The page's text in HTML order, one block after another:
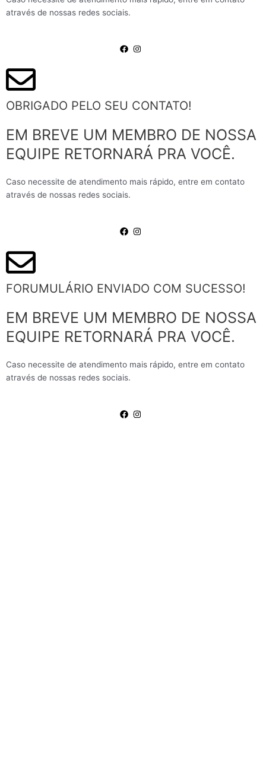
através de nossas redes sociais.
OBRIGADO PELO SEU CONTATO!
EM BREVE UM MEMBRO DE NOSSA
EQUIPE RETORNARÁ PRA VOCÊ.
Caso necessite de atendimento mais rápido, entre em contato
através de nossas redes sociais.
FORUMULÁRIO ENVIADO COM SUCESSO!
EM BREVE UM MEMBRO DE NOSSA
EQUIPE RETORNARÁ PRA VOCÊ.
Caso necessite de atendimento mais rápido, entre em contato
através de nossas redes sociais.